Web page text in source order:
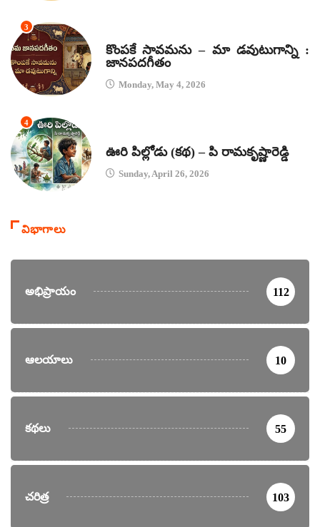
3
కొంపకే సావమను – మా డవుటుగాన్ని :
జానపదగీతం
Monday, May 4, 2026
4
ఊరి పిల్లోడు (కథ) – పి రామకృష్ణారెడ్డి
Sunday, April 26, 2026
విభాగాలు
అభిప్రాయం 112
ఆలయాలు 10
కథలు 55
చరిత్ర 103